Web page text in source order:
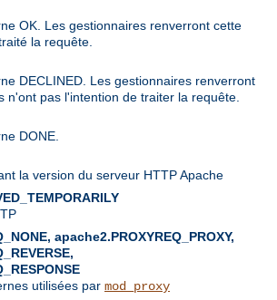
OK. Les gestionnaires renverront cette
la requête.
DECLINED. Les gestionnaires renverront
n'ont pas l'intention de traiter la requête.
DONE.
la version du serveur HTTP Apache
apache2.PROXYREQ_PROXY,
utilisées par mod_proxy